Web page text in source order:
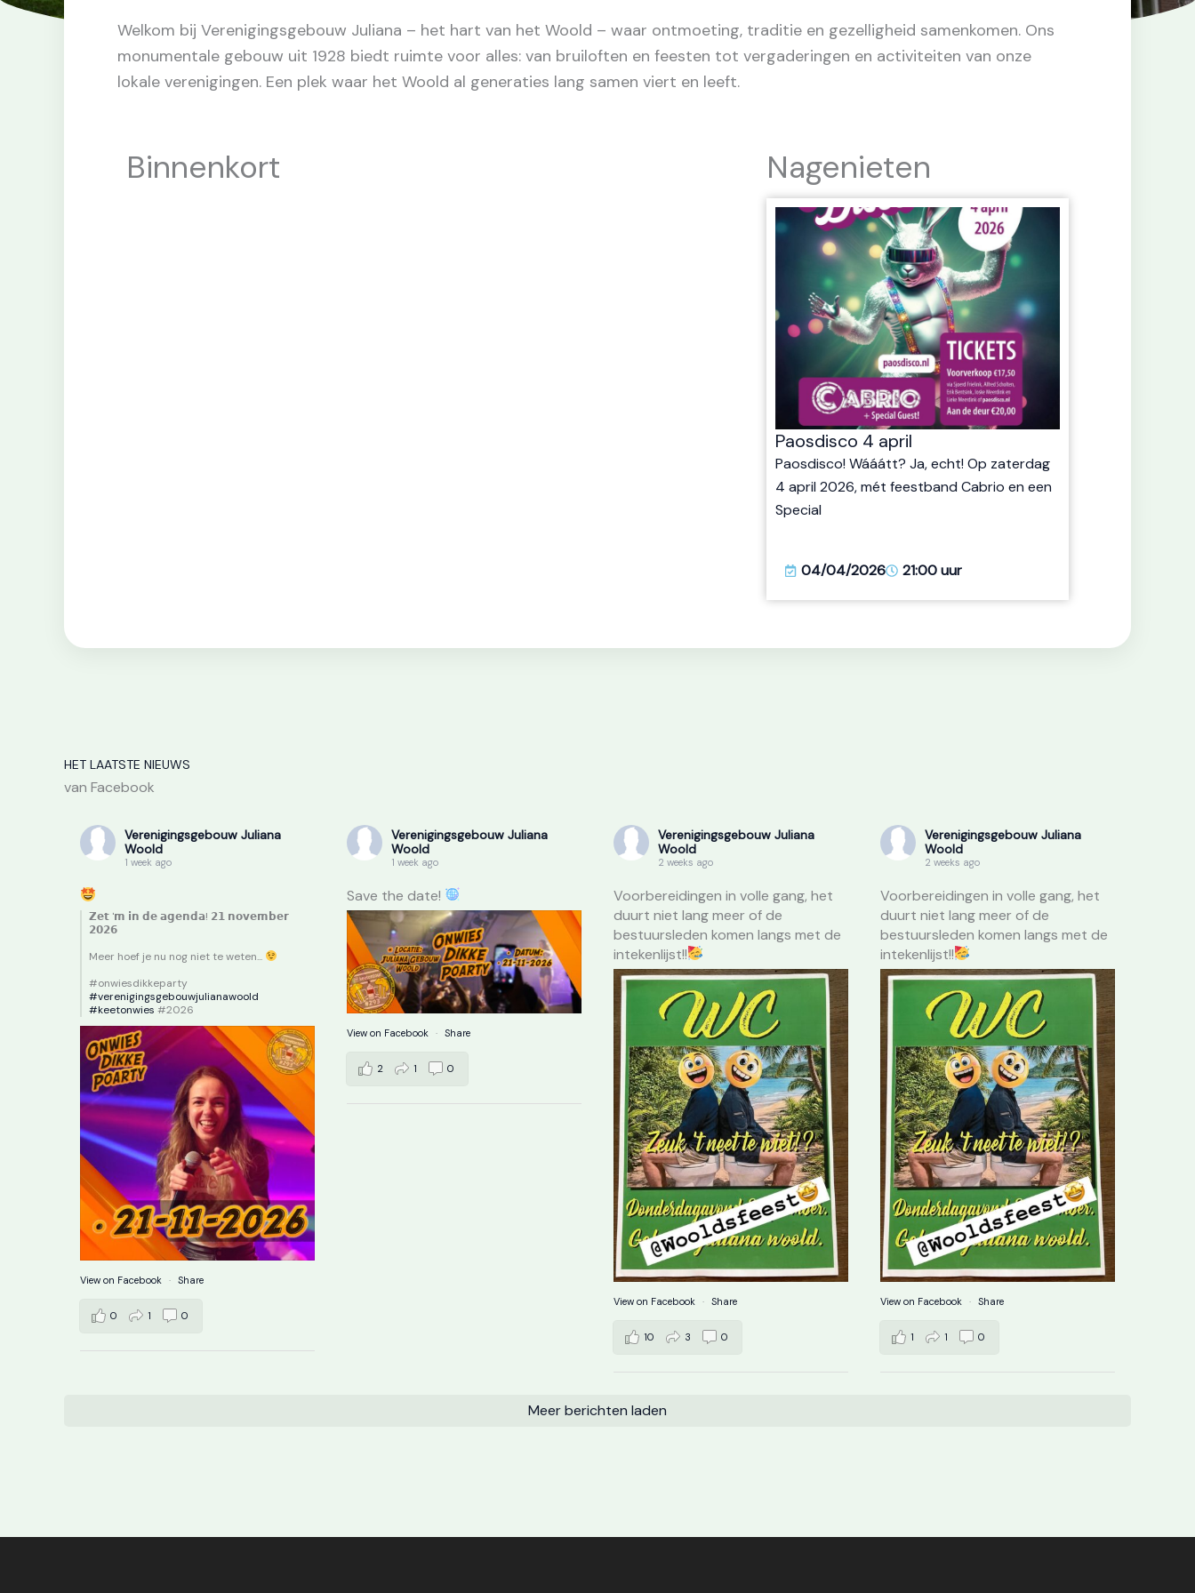
Welkom bij Verenigingsgebouw Juliana – het hart van het Woold – waar ontmoeting, traditie en gezelligheid samenkomen. Ons
monumentale gebouw uit 1928 biedt ruimte voor alles: van bruiloften en feesten tot vergaderingen en activiteiten van onze
lokale verenigingen. Een plek waar het Woold al generaties lang samen viert en leeft.
Binnenkort Nagenieten
Paosdisco 4 april
Paosdisco! Wááátt? Ja, echt! Op zaterdag
4 april 2026, mét feestband Cabrio en een
Special
04/04/2026 21:00 uur
HET LAATSTE NIEUWS
van Facebook
Verenigingsgebouw Juliana
Woold
1 week ago
𝗭𝗲𝘁 '𝗺 𝗶𝗻 𝗱𝗲 𝗮𝗴𝗲𝗻𝗱𝗮! 𝟮𝟭 𝗻𝗼𝘃𝗲𝗺𝗯𝗲𝗿
𝟮𝟬𝟮𝟲
Meer hoef je nu nog niet te weten...
#onwiesdikkeparty
#verenigingsgebouwjulianawoold
#keetonwies #2026
View on Facebook · Share
0 1 0
Verenigingsgebouw Juliana
Woold
1 week ago
Save the date!
View on Facebook · Share
2 1 0
Verenigingsgebouw Juliana
Woold
2 weeks ago
Voorbereidingen in volle gang, het
duurt niet lang meer of de
bestuursleden komen langs met de
intekenlijst!!
View on Facebook · Share
10 3 0
Verenigingsgebouw Juliana
Woold
2 weeks ago
Voorbereidingen in volle gang, het
duurt niet lang meer of de
bestuursleden komen langs met de
intekenlijst!!
View on Facebook · Share
1 1 0
Meer berichten laden